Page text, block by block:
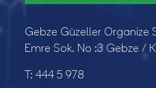
Gebze Güzeller Organize
Emre Sok. No :3 Gebze /
T: 444 5 978